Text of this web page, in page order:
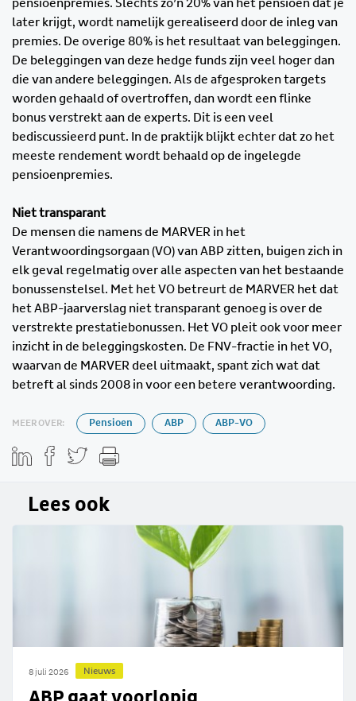
pensioenpremies. Slechts zo’n 20% van het pensioen dat je
later krijgt, wordt namelijk gerealiseerd door de inleg van
premies. De overige 80% is het resultaat van beleggingen.
De beleggingen van deze hedge funds zijn veel hoger dan
die van andere beleggingen. Als de afgesproken targets
worden gehaald of overtroffen, dan wordt een flinke
bonus verstrekt aan de experts. Dit is een veel
bediscussieerd punt. In de praktijk blijkt echter dat zo het
meeste rendement wordt behaald op de ingelegde
pensioenpremies.
Niet transparant
De mensen die namens de MARVER in het
Verantwoordingsorgaan (VO) van ABP zitten, buigen zich in
elk geval regelmatig over alle aspecten van het bestaande
bonussenstelsel. Met het VO betreurt de MARVER het dat
het ABP-jaarverslag niet transparant genoeg is over de
verstrekte prestatiebonussen. Het VO pleit ook voor meer
inzicht in de beleggingskosten. De FNV-fractie in het VO,
waarvan de MARVER deel uitmaakt, spant zich wat dat
betreft al sinds 2008 in voor een betere verantwoording.
MEER OVER: Pensioen ABP ABP-VO
Lees ook
8 juli 2026 Nieuws